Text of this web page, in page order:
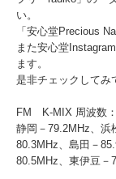
い。
「安心堂Precious
また安心堂
ます。
是非チェックしてみ
FM K-MIX 周波数：
静岡－79.2MHz、浜
80.3MHz、島田－
80.5MHz、東伊豆－